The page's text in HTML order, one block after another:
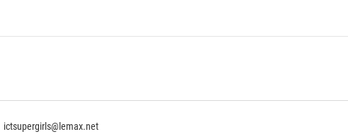
ictsupergirls@lemax.net